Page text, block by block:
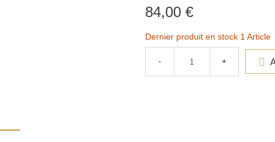
84,00 €
Dernier produit en stock 1 Article
- +